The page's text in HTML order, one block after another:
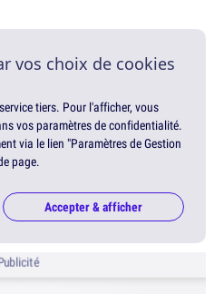
vos choix de cookies
tiers. Pour l'afficher, vous
vos paramètres de confidentialité.
via le lien "Paramètres de Gestion
page.
Accepter & afficher